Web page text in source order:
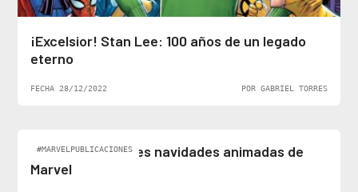
¡Excelsior! Stan Lee: 100 años de un legado
eterno
FECHA 28/12/2022 POR GABRIEL TORRES
#MARVELPUBLICACIONES
Top 5: Las mejores navidades animadas de
Marvel